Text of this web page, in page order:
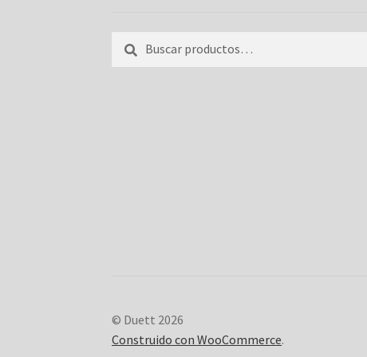
por:
© Duett 2026
Construido con WooCommerce.